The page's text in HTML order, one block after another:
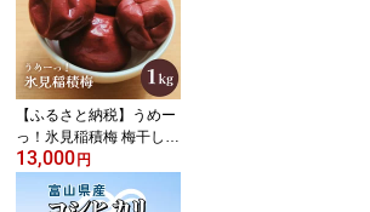
【ふるさと納税】うめー
っ！氷見稲積梅 梅干し1k
g13,000円